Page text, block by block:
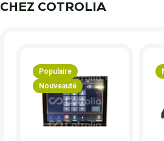
CHEZ COTROLIA
Populaire
Nouveauté